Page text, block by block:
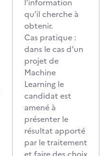
l’information
qu’il cherche à
obtenir.
Cas pratique :
dans le cas d’un
projet de
Machine
Learning le
candidat est
amené à
présenter le
résultat apporté
par le traitement